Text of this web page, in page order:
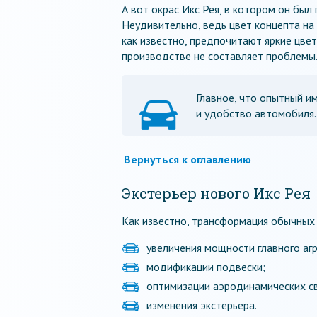
А вот окрас Икс Рея, в котором он
Неудивительно, ведь цвет концепта
как известно, предпочитают яркие
производстве не составляет проблемы.
Главное, что опытный
и удобство автомобиля.
Вернуться к оглавлению
Экстерьер нового Икс Рея
Как известно, трансформация
увеличения мощности главного
модификации подвески;
оптимизации аэродинамических
изменения экстерьера.